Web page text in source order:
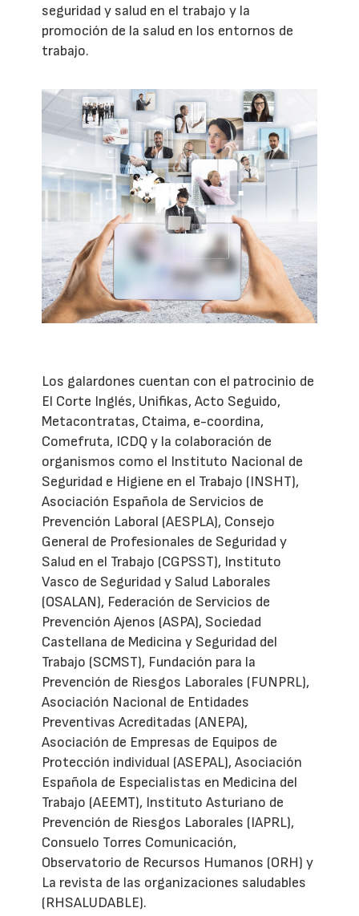
seguridad y salud en el trabajo y la
promoción de la salud en los entornos de
trabajo.
Los galardones cuentan con el patrocinio de
El Corte Inglés, Unifikas, Acto Seguido,
Metacontratas, Ctaima, e-coordina,
Comefruta, ICDQ y la colaboración de
organismos como el Instituto Nacional de
Seguridad e Higiene en el Trabajo (INSHT),
Asociación Española de Servicios de
Prevención Laboral (AESPLA), Consejo
General de Profesionales de Seguridad y
Salud en el Trabajo (CGPSST), Instituto
Vasco de Seguridad y Salud Laborales
(OSALAN), Federación de Servicios de
Prevención Ajenos (ASPA), Sociedad
Castellana de Medicina y Seguridad del
Trabajo (SCMST), Fundación para la
Prevención de Riesgos Laborales (FUNPRL),
Asociación Nacional de Entidades
Preventivas Acreditadas (ANEPA),
Asociación de Empresas de Equipos de
Protección individual (ASEPAL), Asociación
Española de Especialistas en Medicina del
Trabajo (AEEMT), Instituto Asturiano de
Prevención de Riesgos Laborales (IAPRL),
Consuelo Torres Comunicación,
Observatorio de Recursos Humanos (ORH) y
La revista de las organizaciones saludables
(RHSALUDABLE).